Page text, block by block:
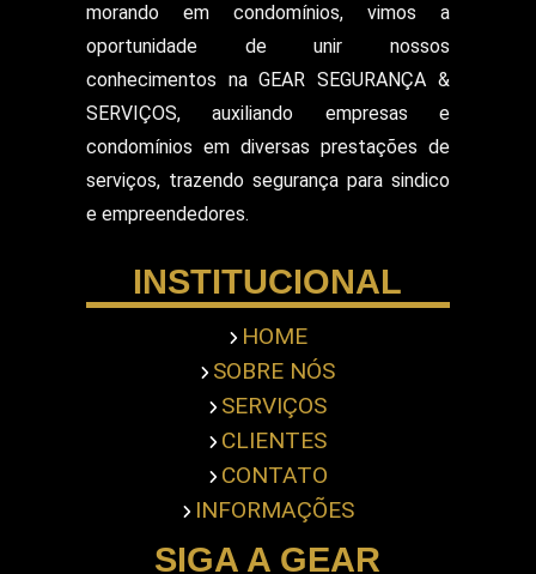
Segurança Particular Armado
Segurança Patrimonial E Monitoramento
Segurança Patrimonial em Hospitais
Segurança Patrimonial Eventos
Serviço de Escolta Armada
Empresa de Segurança em Mercado
Empresa de Segurança em Shopping Center
Serviço de Ronda com Viatura
Serviços de Portaria
Servicos Gerais Portaria
Serviços Terceirizado Portaria
Empresa de Segurança Pessoal
Terceirização de Atendimento
Terceirização de Limpeza Predial
Terceirização de Portaria
morando em condomínios, vimos a
oportunidade de unir nossos
conhecimentos na GEAR SEGURANÇA &
SERVIÇOS, auxiliando empresas e
condomínios em diversas prestações de
serviços, trazendo segurança para sindico
e empreendedores.
INSTITUCIONAL
HOME
SOBRE NÓS
SERVIÇOS
CLIENTES
CONTATO
INFORMAÇÕES
SIGA A GEAR